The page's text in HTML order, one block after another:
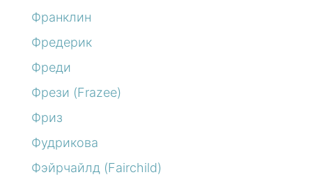
Франклин
Фредерик
Фреди
Фрези (Frazee)
Фриз
Фудрикова
Фэйрчайлд (Fairchild)